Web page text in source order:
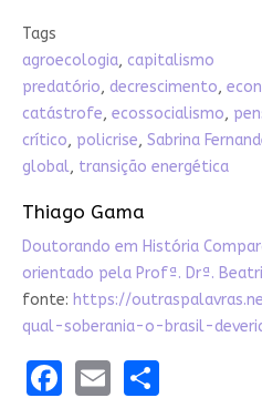
Tags
agroecologia, capitalismo
predatório, decrescimento,
catástrofe, ecossocialismo,
crítico, policrise, Sabrina
global, transição energética
Thiago Gama
Doutorando em História
orientado pela Profª. Drª.
fonte: https://
qual-soberania-o-brasil-
Facebook
EmailShare